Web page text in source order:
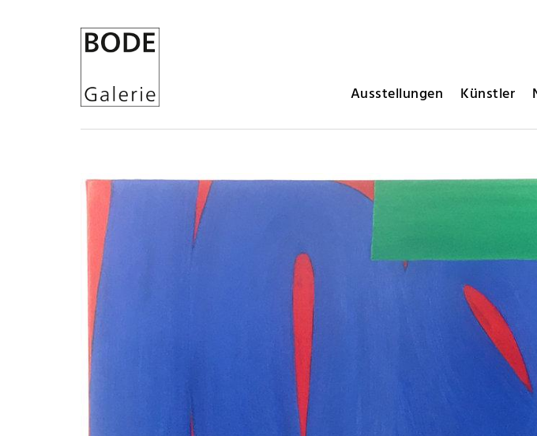
Ausstellungen Künstler